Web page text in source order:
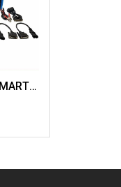
MÁY ĐỌC LỖI SMARTTOOL 2S